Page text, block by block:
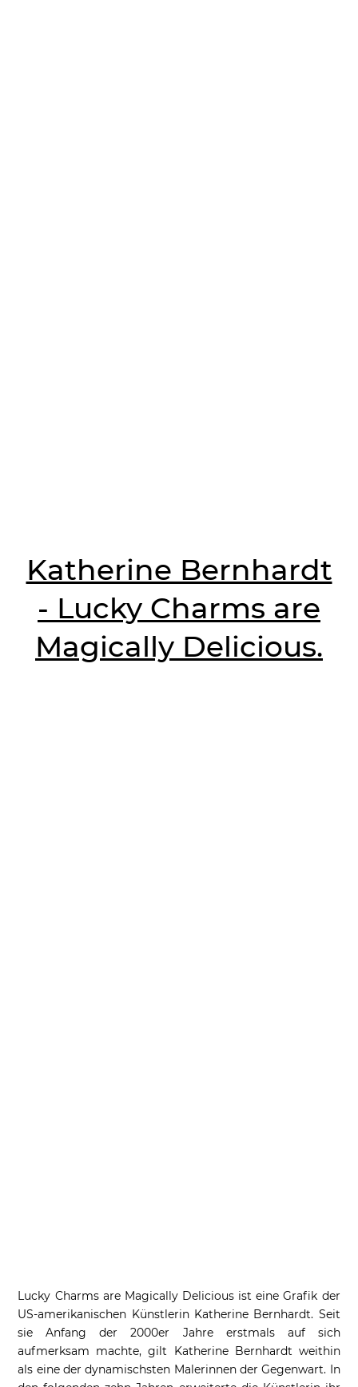
Katherine Bernhardt
- Lucky Charms are
Magically Delicious.
Lucky Charms are Magically Delicious ist eine Grafik der
US-amerikanischen Künstlerin Katherine Bernhardt. Seit
sie Anfang der 2000er Jahre erstmals auf sich
aufmerksam machte, gilt Katherine Bernhardt weithin
als eine der dynamischsten Malerinnen der Gegenwart. In